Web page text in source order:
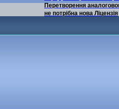
Перетворення
не потрібна нова Ліцензія